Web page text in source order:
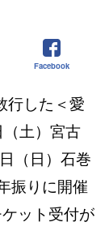
Facebook
行した＜愛
土）宮古
（日）石巻
振りに開催
ット受付が